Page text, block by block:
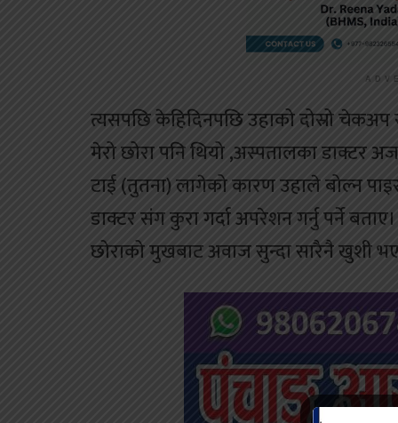
त्यसपछि केहिदिनपछि उहाको दोस्रो
मेरो छोरा पनि थियो ,अस्पतालका डाक्टर
टाई (तुतना) लागेको कारण उहाले बोल्न
डाक्टर संग कुरा गर्दा अपरेशन गर्नु पर्ने
छोराको मुखबाट अवाज सुन्दा सारैनै खुशी